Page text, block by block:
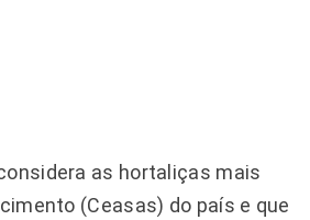
as hortaliças mais
(Ceasas) do país e que